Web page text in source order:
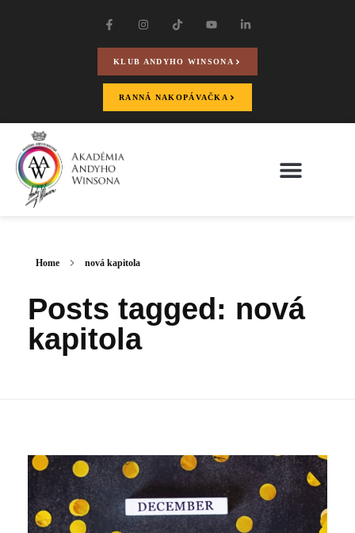
KLUB ANDYHO WINSONA
RANNÁ NAKOPÁVAČKA
Home nová kapitola
Posts tagged: nová
kapitola